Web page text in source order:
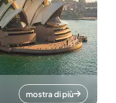
mostra di più